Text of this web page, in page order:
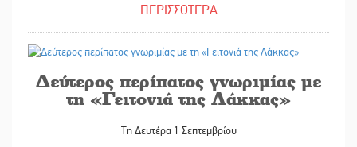
ΠΕΡΙΣΣΟΤΕΡΑ
Δεύτερος περίπατος γνωριμίας με
τη «Γειτονιά της Λάκκας»
Τη Δευτέρα 1 Σεπτεμβρίου